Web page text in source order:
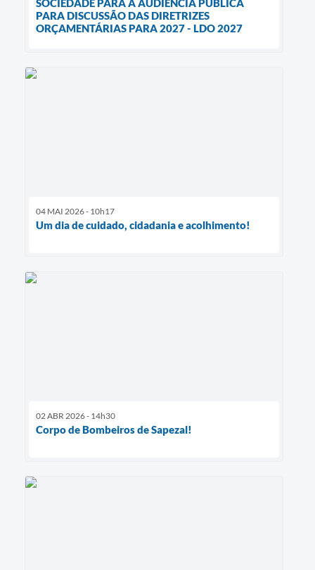
PARA DISCUSSÃO DAS DIRETRIZES
ORÇAMENTÁRIAS PARA 2027 - LDO 2027
04 MAI 2026 - 10h17
Um dia de cuidado, cidadania e acolhimento!
02 ABR 2026 - 14h30
Corpo de Bombeiros de Sapezal!